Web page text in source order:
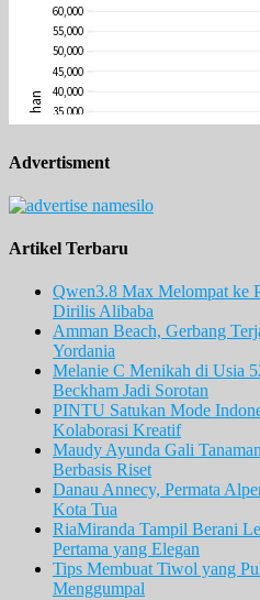
Advertisment
Artikel Terbaru
Qwen3.8 Max Melompat ke
Dirilis Alibaba
Amman Beach, Gerbang
Yordania
Melanie C Menikah di Usia
Beckham Jadi Sorotan
PINTU Satukan Mode
Kolaborasi Kreatif
Maudy Ayunda Gali
Berbasis Riset
Danau Annecy, Permata
Kota Tua
RiaMiranda Tampil Berani
Pertama yang Elegan
Tips Membuat Tiwol yang
Menggumpal